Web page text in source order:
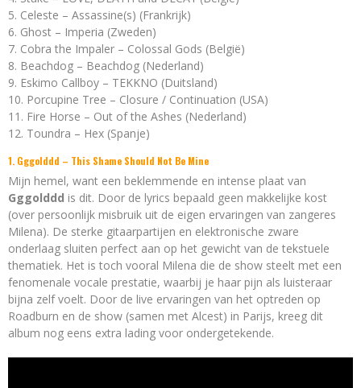
Celeste – Assassine(s) (Frankrijk)
Ghost – Imperia (Zweden)
Cobra the Impaler – Colossal Gods (België)
Beachdog – Beachdog (Nederland)
Eskimo Callboy – TEKKNO (Duitsland)
Porcupine Tree – Closure / Continuation (USA)
Fire Horse – Out of the Ashes (Nederland)
Toundra – Hex (Spanje)
1. Gggolddd – This Shame Should Not Be Mine
Mijn hemel, want een beklemmende en intense plaat van
Gggolddd is dit. Door de lyrics bepaald geen makkelijke kost
(over persoonlijk misbruik uit de eigen ervaringen van zangeres
Milena). De sterke gitaarpartijen en elektronische zware
onderlaag sluiten perfect aan op het gewicht van de tekstuele
thematiek. Het is toch vooral Milena die de show steelt met een
fenomenale vocale prestatie, waarbij je haar pijn als luisteraar
bijna zelf voelt. Door de live ervaringen van het optreden op
Roadburn en de show (samen met Alcest) in Parijs, kreeg dit
album nog eens extra lading voor ondergetekende.